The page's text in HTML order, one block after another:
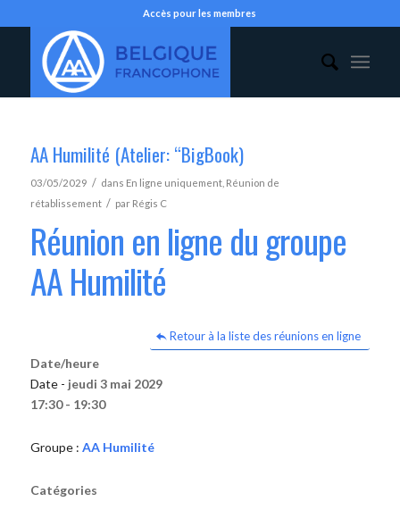
Accès pour les membres
AA Humilité (Atelier: “BigBook)
03/05/2029 / dans En ligne uniquement, Réunion de
rétablissement / par Régis C
Réunion en ligne du groupe
AA Humilité
Retour à la liste des réunions en ligne
Date/heure
Date - jeudi 3 mai 2029
17:30 - 19:30
Groupe : AA Humilité
Catégories